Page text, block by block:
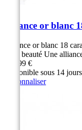
Alliance or blanc
Alliance or blanc 18
toute beauté Une
599,99 €
Disponible sous 14 jours
Personnaliser